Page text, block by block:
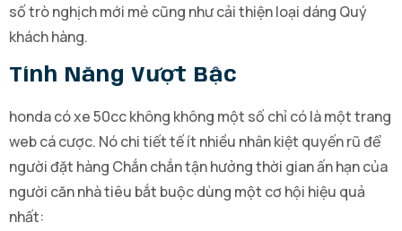
số trò nghịch mới mẻ cũng như cải thiện loại dáng Quý
khách hàng.
Tính Năng Vượt Bậc
honda có xe 50cc không không một số chỉ có là một trang
web cá cược. Nó chi tiết tế ít nhiều nhân kiệt quyến rũ để
người đặt hàng Chắn chắn tận hưởng thời gian ấn hạn của
người căn nhà tiêu bắt buộc dùng một cơ hội hiệu quả
nhất: